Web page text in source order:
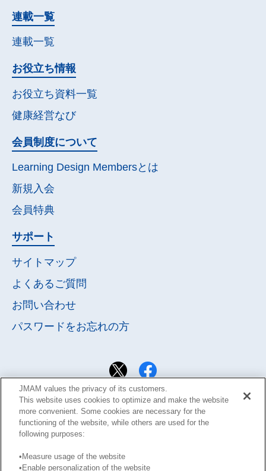
連載一覧
連載一覧
お役立ち情報
お役立ち資料一覧
健康経営なび
会員制度について
Learning Design Membersとは
新規入会
会員特典
サポート
サイトマップ
よくあるご質問
お問い合わせ
パスワードをお忘れの方
JMAM values the privacy of its customers.
This website uses cookies to optimize and make the website
more convenient. Some cookies are necessary for the
functioning of the website, while others are used for the
following purposes:
•Measure usage of the website
•Enable personalization of the website